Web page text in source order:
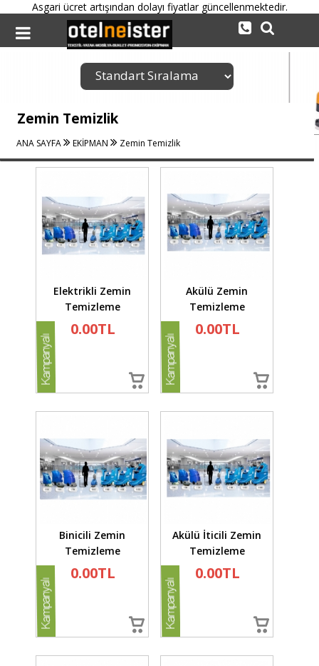
Asgari ücret artışından dolayı fiyatlar güncellenmektedir.
Zemin Temizlik
ANA SAYFA EKİPMAN Zemin Temizlik
Elektrikli Zemin
Temizleme
0.00TL
Akülü Zemin
Temizleme
0.00TL
Binicili Zemin
Temizleme
0.00TL
Akülü İticili Zemin
Temizleme
0.00TL